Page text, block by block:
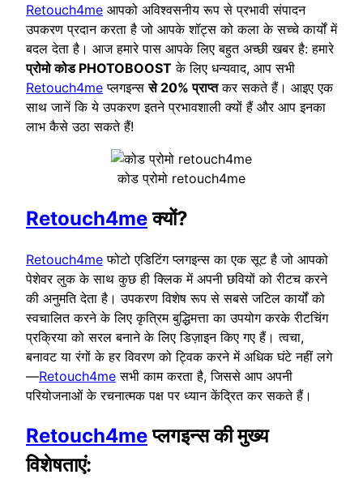
Retouch4me आपको अविश्वसनीय रूप से प्रभावी संपादन
उपकरण प्रदान करता है जो आपके शॉट्स को कला के सच्चे कार्यों में
बदल देता है। आज हमारे पास आपके लिए बहुत अच्छी खबर है: हमारे
प्रोमो कोड PHOTOBOOST के लिए धन्यवाद, आप सभी
Retouch4me प्लगइन्ससे 20% प्राप्तकर सकते हैं। आइए एक
साथ जानें कि ये उपकरण इतने प्रभावशाली क्यों हैं और आप इनका
लाभ कैसे उठा सकते हैं!
कोड प्रोमो retouch4me
Retouch4meक्यों?
Retouch4me फोटो एडिटिंग प्लगइन्स का एक सूट है जो आपको
पेशेवर लुक के साथ कुछ ही क्लिक में अपनी छवियों को रीटच करने
की अनुमति देता है। उपकरण विशेष रूप से सबसे जटिल कार्यों को
स्वचालित करने के लिए कृत्रिम बुद्धिमत्ता का उपयोग करके रीटचिंग
प्रक्रिया को सरल बनाने के लिए डिज़ाइन किए गए हैं। त्वचा,
बनावट या रंगों के हर विवरण को ट्विक करने में अधिक घंटे नहीं लगे
—Retouch4me सभी काम करता है, जिससे आप अपनी
परियोजनाओं के रचनात्मक पक्ष पर ध्यान केंद्रित कर सकते हैं।
Retouch4meप्लगइन्स की मुख्य
विशेषताएं: